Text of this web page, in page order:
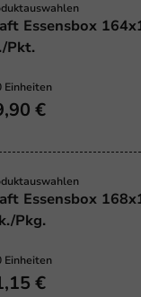
Essensbox
Pkt.
Einheiten
€
Essensbox
Pkg.
Einheiten
€